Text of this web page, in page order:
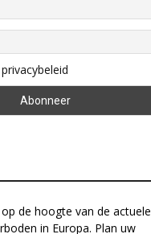
de hoogte van de actuele
in Europa. Plan uw